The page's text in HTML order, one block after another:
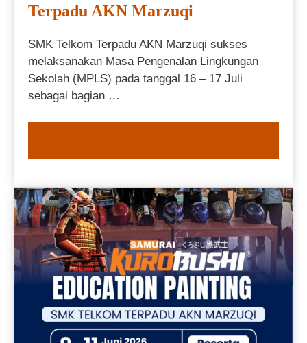
Terpadu AKN Marzuqi
SMK Telkom Terpadu AKN Marzuqi sukses
melaksanakan Masa Pengenalan Lingkungan
Sekolah (MPLS) pada tanggal 16 – 17 Juli
sebagai bagian …